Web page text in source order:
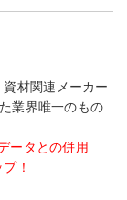
材関連メーカー
業界唯一のもの
ータとの併用
！